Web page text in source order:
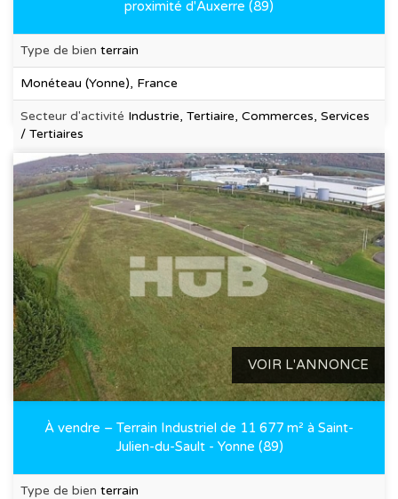
proximité d'Auxerre (89)
Type de bien terrain
Monéteau (Yonne), France
Secteur d'activité Industrie, Tertiaire, Commerces, Services
/ Tertiaires
VOIR L'ANNONCE
À vendre – Terrain Industriel de 11 677 m² à Saint-
Julien-du-Sault - Yonne (89)
Type de bien terrain